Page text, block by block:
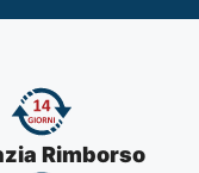
Rimborso